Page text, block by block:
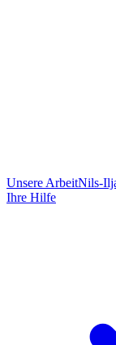
Unsere ArbeitNils-
Ihre Hilfe